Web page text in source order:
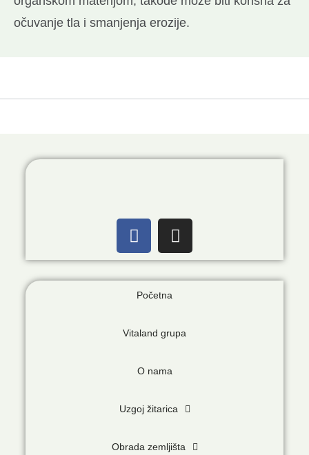
očuvanje tla i smanjenja erozije.
Početna
Vitaland grupa
O nama
Uzgoj žitarica
Obrada zemljišta